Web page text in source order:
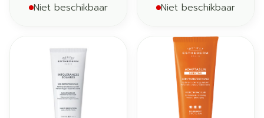
Niet beschikbaar Niet beschikbaar